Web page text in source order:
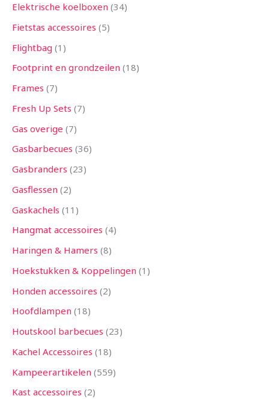
Elektrische koelboxen 34
Fietstas accessoires 5
Flightbag 1
Footprint en grondzeilen 18
Frames 7
Fresh Up Sets 7
Gas overige 7
Gasbarbecues 36
Gasbranders 23
Gasflessen 2
Gaskachels 11
Hangmat accessoires 4
Haringen & Hamers 8
Hoekstukken & Koppelingen 1
Honden accessoires 2
Hoofdlampen 18
Houtskool barbecues 23
Kachel Accessoires 18
Kampeerartikelen 559
Kast accessoires 2